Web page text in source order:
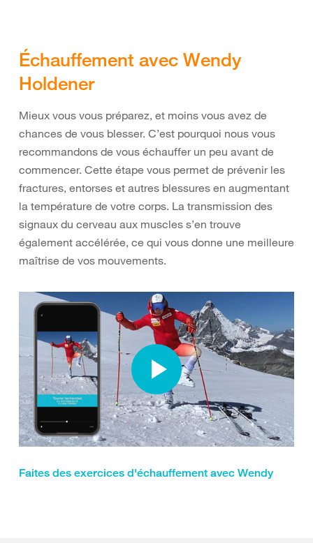
Échauffement avec Wendy
Holdener
Mieux vous vous préparez, et moins vous avez de
chances de vous blesser. C’est pourquoi nous vous
recommandons de vous échauffer un peu avant de
commencer. Cette étape vous permet de prévenir les
fractures, entorses et autres blessures en augmentant
la température de votre corps. La transmission des
signaux du cerveau aux muscles s’en trouve
également accélérée, ce qui vous donne une meilleure
maîtrise de vos mouvements.
Faites des exercices d'échauffement avec Wendy